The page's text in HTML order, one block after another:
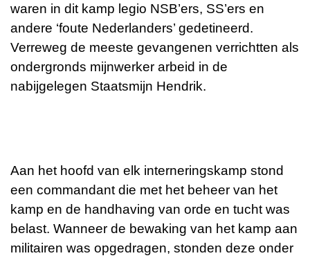
waren in dit kamp legio NSB’ers, SS’ers en
andere ‘foute Nederlanders’ gedetineerd.
Verreweg de meeste gevangenen verrichtten als
ondergronds mijnwerker arbeid in de
nabijgelegen Staatsmijn Hendrik.
Aan het hoofd van elk interneringskamp stond
een commandant die met het beheer van het
kamp en de handhaving van orde en tucht was
belast. Wanneer de bewaking van het kamp aan
militairen was opgedragen, stonden deze onder